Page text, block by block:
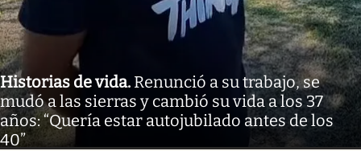
Historias de vida. Renunció a su trabajo, se
mudó a las sierras y cambió su vida a los 37
años: “Quería estar autojubilado antes de los
40”